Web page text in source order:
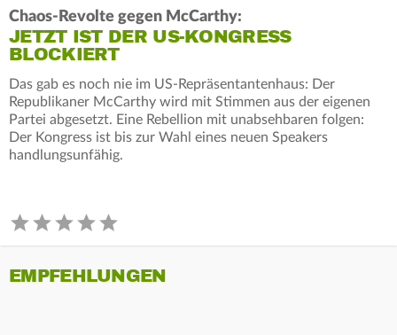
Chaos-Revolte gegen McCarthy:
JETZT IST DER US-KONGRESS
BLOCKIERT
Das gab es noch nie im US-Repräsentantenhaus: Der
Republikaner McCarthy wird mit Stimmen aus der eigenen
Partei abgesetzt. Eine Rebellion mit unabsehbaren folgen:
Der Kongress ist bis zur Wahl eines neuen Speakers
handlungsunfähig.
EMPFEHLUNGEN